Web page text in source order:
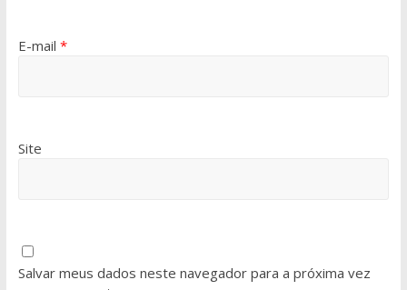
E-mail *
Site
Salvar meus dados neste navegador para a próxima vez